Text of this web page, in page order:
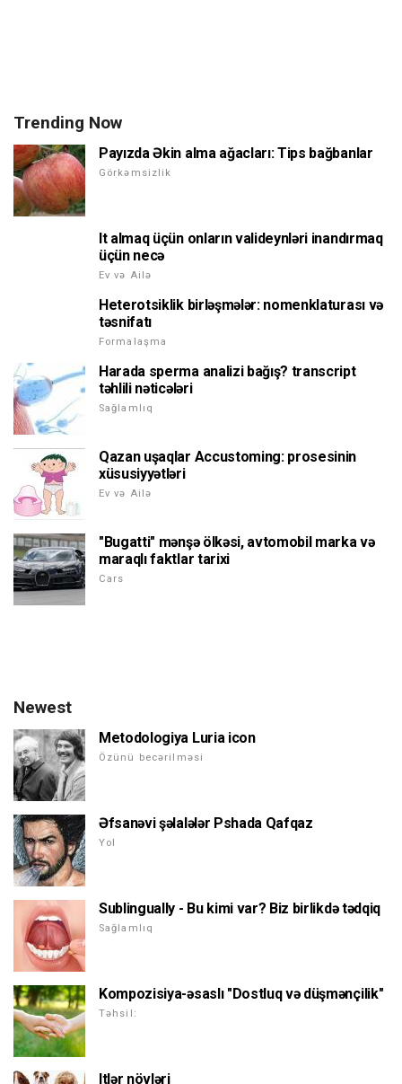
Trending Now
Payızda Əkin alma ağacları: Tips bağbanlar
Görkəmsizlik
It almaq üçün onların valideynləri inandırmaq
üçün necə
Ev və Ailə
Heterotsiklik birləşmələr: nomenklaturası və
təsnifatı
Formalaşma
Harada sperma analizi bağış? transcript
təhlili nəticələri
Sağlamlıq
Qazan uşaqlar Accustoming: prosesinin
xüsusiyyətləri
Ev və Ailə
"Bugatti" mənşə ölkəsi, avtomobil marka və
maraqlı faktlar tarixi
Cars
Newest
Metodologiya Luria icon
Özünü becərilməsi
Əfsanəvi şəlalələr Pshada Qafqaz
Yol
Sublingually - Bu kimi var? Biz birlikdə tədqiq
Sağlamlıq
Kompozisiya-əsaslı "Dostluq və düşmənçilik"
Təhsil:
Itlər növləri